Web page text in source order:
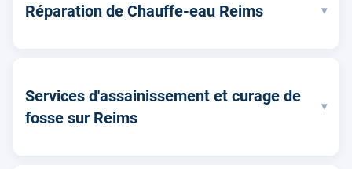
Réparation de Chauffe-eau Reims ▾
Services d'assainissement et curage de
fosse sur Reims
▾